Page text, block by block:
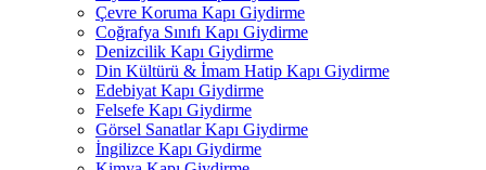
Çevre Koruma Kapı Giydirme
Coğrafya Sınıfı Kapı Giydirme
Denizcilik Kapı Giydirme
Din Kültürü & İmam Hatip Kapı Giydirme
Edebiyat Kapı Giydirme
Felsefe Kapı Giydirme
Görsel Sanatlar Kapı Giydirme
İngilizce Kapı Giydirme